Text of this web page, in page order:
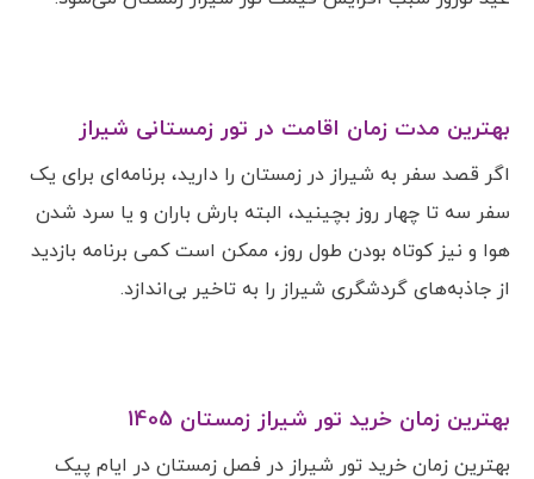
بهترین مدت زمان اقامت در تور زمستانی شیراز
اگر قصد سفر به شیراز در زمستان را دارید، برنامه‌ای برای یک
سفر سه تا چهار روز بچینید، البته بارش باران و یا سرد شدن
هوا و نیز کوتاه بودن طول روز، ممکن است کمی برنامه بازدید
از جاذبه‌های گردشگری شیراز را به تاخیر بی‌اندازد.
بهترین زمان خرید تور شیراز زمستان 1405
بهترین زمان خرید تور شیراز در فصل زمستان در ایام پیک